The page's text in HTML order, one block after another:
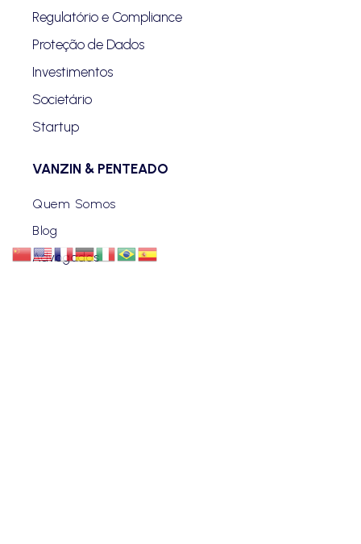
Regulatório e Compliance
Proteção de Dados
Investimentos
Societário
Startup
VANZIN & PENTEADO
Quem Somos
Blog
Advogados